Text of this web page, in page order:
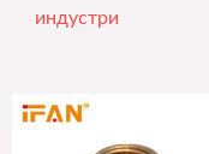
индустри